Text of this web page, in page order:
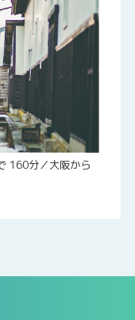
160分／大阪から